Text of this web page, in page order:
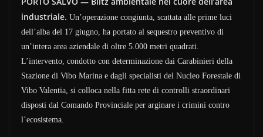
industriale. Un’operazione congiunta, scattata alle prime luci
dell’alba del 17 giugno, ha portato al sequestro preventivo di
un’intera area aziendale di oltre 5.000 metri quadrati.
L’intervento, condotto con determinazione dai Carabinieri della
Stazione di Vibo Marina e dagli specialisti del Nucleo Forestale di
Vibo Valentia, si colloca nella fitta rete di controlli straordinari
disposti dal Comando Provinciale per arginare i crimini contro
l’ecosistema.